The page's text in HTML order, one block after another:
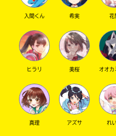
キーワー
入間くん 希実 花
ヒラリ 美桜 オオカ
真理 アズサ れ